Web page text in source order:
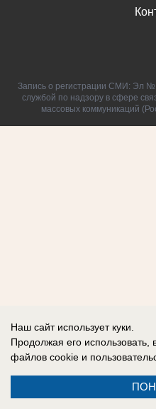
Запись о регистрации СМИ: Эл
службой по надзору в сфере
массовых коммуникаций
Наш сайт использует куки.
Продолжая его использовать,
файлов cookie и